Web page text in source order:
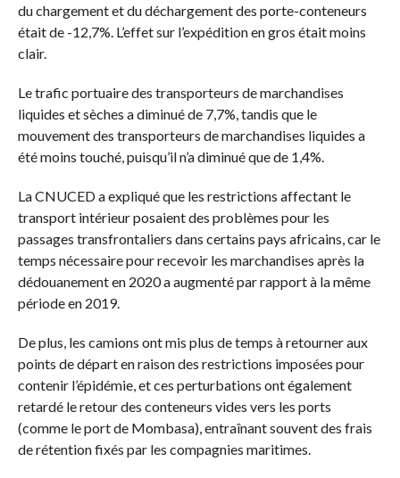
du chargement et du déchargement des porte-conteneurs
était de -12,7%. L’effet sur l’expédition en gros était moins
clair.
Le trafic portuaire des transporteurs de marchandises
liquides et sèches a diminué de 7,7%, tandis que le
mouvement des transporteurs de marchandises liquides a
été moins touché, puisqu’il n’a diminué que de 1,4%.
La CNUCED a expliqué que les restrictions affectant le
transport intérieur posaient des problèmes pour les
passages transfrontaliers dans certains pays africains, car le
temps nécessaire pour recevoir les marchandises après la
dédouanement en 2020 a augmenté par rapport à la même
période en 2019.
De plus, les camions ont mis plus de temps à retourner aux
points de départ en raison des restrictions imposées pour
contenir l’épidémie, et ces perturbations ont également
retardé le retour des conteneurs vides vers les ports
(comme le port de Mombasa), entraînant souvent des frais
de rétention fixés par les compagnies maritimes.